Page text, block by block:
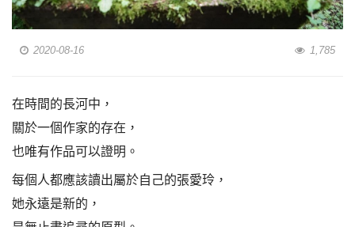
2020-08-16 1,785
在時間的長河中，
關於一個作家的存在，
也唯有作品可以證明。
每個人都應該讀出屬於自己的張愛玲，
她永遠是新的，